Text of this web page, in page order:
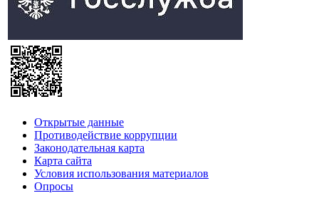
Открытые данные
Противодействие коррупции
Законодательная карта
Карта сайта
Условия использования материалов
Опросы